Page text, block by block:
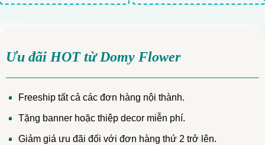
Ưu đãi HOT từ Domy Flower
Freeship tất cả các đơn hàng nội thành.
Tặng banner hoặc thiệp decor miễn phí.
Giảm giá ưu đãi đối với đơn hàng thứ 2 trở lên.